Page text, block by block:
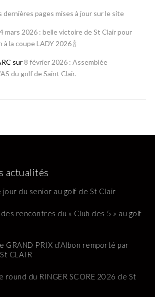
dernières pages mises à jour sur le site
mars 2026 : belle victoire de St Clair pour
la coupe LADY 2026 🍾
sur 8 février 2026 : Assemblée
du golf de Saint Clair.
actualités
du senior au golf de St Clair
rencontres du « Club des 5 » au golf
GRAND PRIX d’Albon remporté par
CLAIR
round du RINGER SCORE 2026 de St